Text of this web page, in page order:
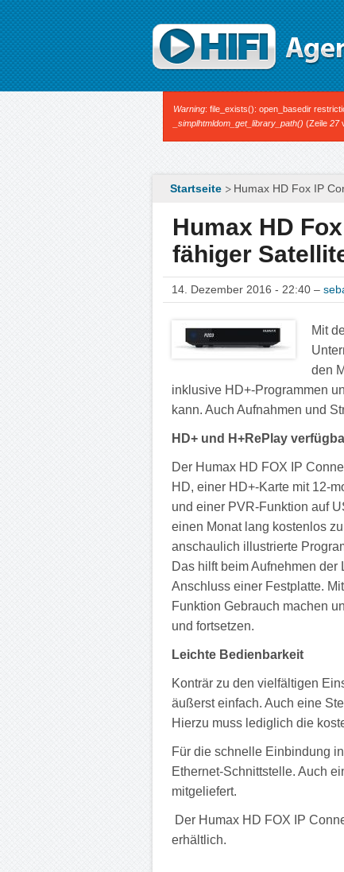
Direkt zum Inhalt
Fehlermeldung
Warning: file_exists(): open_basedir
_simplhtmldom_get_library_path() (Zeile27
Startseite Humax HD Fox IP
Humax HD
fähiger
14. Dezember 2016 - 22:40 –
Mit
den
inklusive HD+-Programmen
kann. Auch Aufnahmen und
HD+ und H+RePlay
Der Humax HD FOX IP
HD, einer HD+-Karte mit 12-
und einer PVR-Funktion auf
einen Monat lang kostenlos
anschaulich illustrierte
Das hilft beim Aufnehmen
Anschluss einer Festplatte.
Funktion Gebrauch machen
und fortsetzen.
Leichte Bedienbarkeit
Konträr zu den vielfältigen
äußerst einfach. Auch eine
Hierzu muss lediglich die
Für die schnelle Einbindung
Ethernet-Schnittstelle. Auch
mitgeliefert.
Der Humax HD FOX IP
erhältlich.